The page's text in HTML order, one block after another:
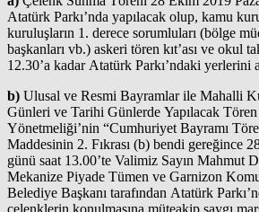
Atatürk Parkı’nda yapılacak olup, kamu
kuruluşların 1. derece sorumluları (bölge
başkanları vb.) askeri tören kıt’ası ve okul
12.30’a kadar Atatürk Parkı’ndaki yerlerini
b) Ulusal ve Resmi Bayramlar ile Mahalli
Günleri ve Tarihi Günlerde Yapılacak
Yönetmeliği’nin “Cumhuriyet Bayramı
Maddesinin 2. Fıkrası (b) bendi gereğince
günü saat 13.00’te Valimiz Sayın Mahmut
Mekanize Piyade Tümen ve Garnizon
Belediye Başkanı tarafından Atatürk
çelenklerin konulmasına müteakip saygı